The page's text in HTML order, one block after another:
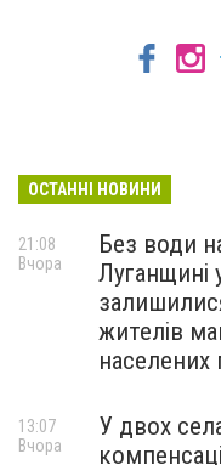
ОСТАННІ НОВИНИ
Без води
Луганщині
жителів
населених
21:08
Вчора
У двох
13:07
Вчора